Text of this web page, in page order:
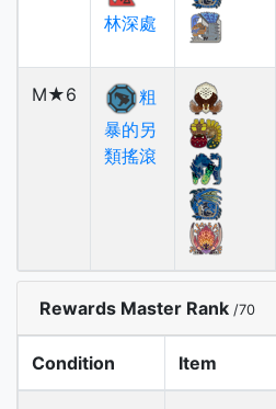
林深處
M★6
粗
暴的另
類搖滾
Rewards Master Rank /70
Condition Item